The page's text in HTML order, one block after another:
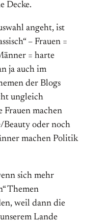
Decke.
angeht, ist
– Frauen =
= harte
ja auch im
der Blogs
ungleich
Frauen machen
oder noch
machen Politik
sich mehr
Themen
weil dann die
Lande